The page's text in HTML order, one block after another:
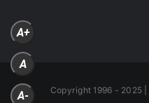
Copyright 1996 - 2025 |
A+
A
A-